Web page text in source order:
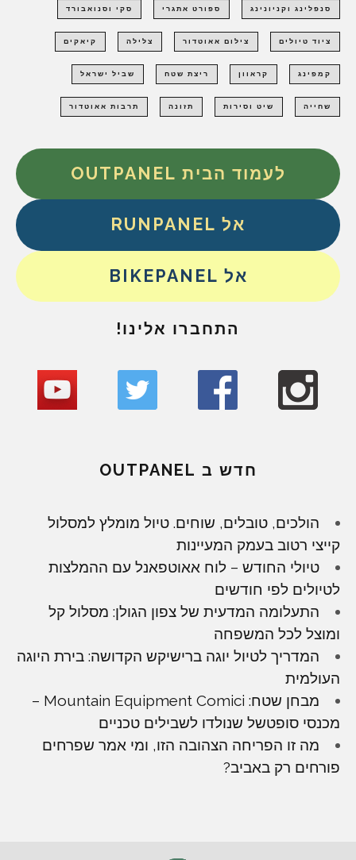
סנפלינג וקניונינג ספורט אתגרי סקי וסנואבורד
ציוד טיולים צילום אאוטדור צלילה קיאקים
קמפינג קראוון ריצת שטח שביל ישראל
שחייה שיט וסירות תזונה תרבות אאוטדור
לעמוד הבית OUTPANEL
אל RUNPANEL
אל BIKEPANEL
התחברו אלינו!
חדש ב OUTPANEL
הולכים, טובלים, שוחים. טיול מומלץ למסלול
קייצי רטוב בעמק המעיינות
טיולי החודש – לוח אאוטפאנל עם ההמלצות
לטיולים לפי חודשים
התעלומה המדעית של צפון הגולן: מסלול קל
ומוצל לכל המשפחה
המדריך לטיול יוגה ברישיקש הקדושה: בירת היוגה
העולמית
מבחן שטח: Mountain Equipment Comici –
מכנסי סופטשל שנולדו לשבילים טכניים
מה זו הפריחה הצהובה הזו, ומי אמר שפרחים
פורחים רק באביב?